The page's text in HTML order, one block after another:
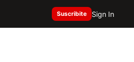
Suscribite Sign In